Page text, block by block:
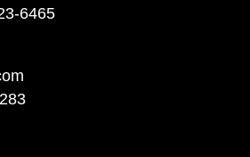
6465